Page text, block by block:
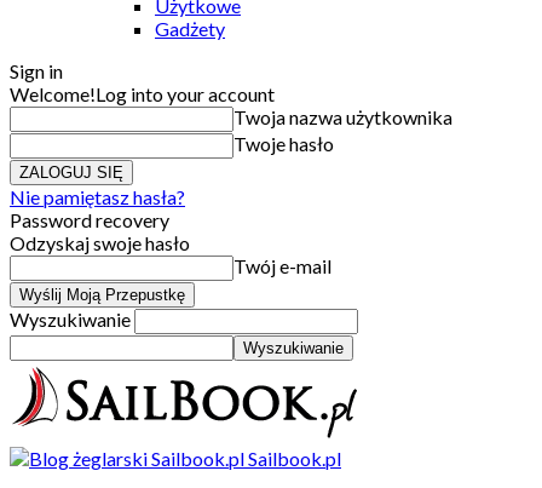
Użytkowe
Gadżety
Sign in
Welcome!Log into your account
Twoja nazwa użytkownika
Twoje hasło
Nie pamiętasz hasła?
Password recovery
Odzyskaj swoje hasło
Twój e-mail
Wyszukiwanie
Sailbook.pl